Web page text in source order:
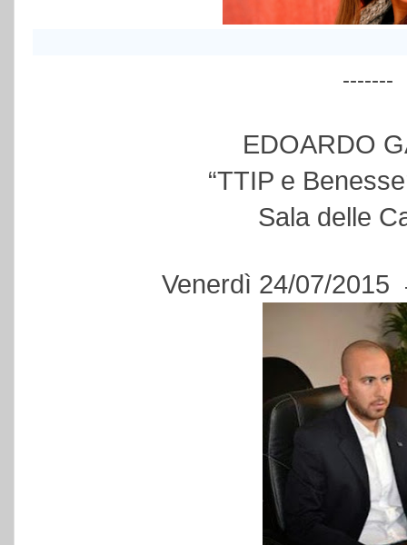
-------
EDOARDO
“TTIP e
Sala delle
Venerdì 24/07/2015